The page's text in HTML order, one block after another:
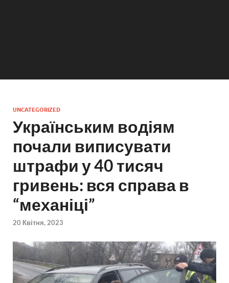
UNCATEGORIZED
Українським водіям
почали виписувати
штрафи у 40 тисяч
гривень: вся справа в
“механіці”
20 Квітня, 2023